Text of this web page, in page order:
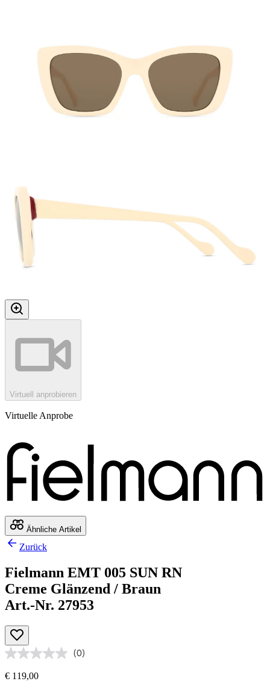
Virtuell anprobieren
Virtuelle Anprobe
Ähnliche Artikel
Zurück
Fielmann EMT 005 SUN RN
Creme Glänzend / Braun
Art.-Nr. 27953
(0)
€ 119,00